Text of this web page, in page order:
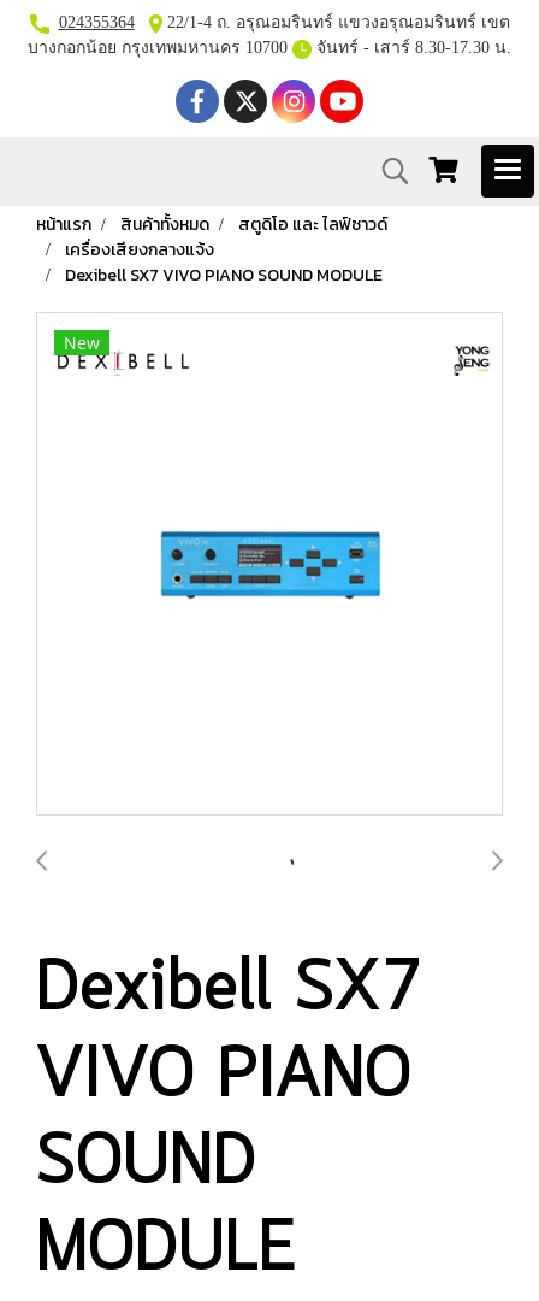
024355364
22/1-4 ถ. อรุณอมรินทร์ แขวงอรุณอมรินทร์ เขต
บางกอกน้อย กรุงเทพมหานคร 10700
จันทร์ - เสาร์ 8.30-17.30 น.
หน้าแรก สินค้าทั้งหมด
สตูดิโอ และ ไลฟ์ซาวด์
เครื่องเสียงกลางแจ้ง
Dexibell SX7 VIVO PIANO SOUND MODULE
New
Dexibell SX7
VIVO PIANO
SOUND
MODULE